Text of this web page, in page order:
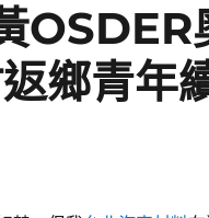
OSDER
鄉青年